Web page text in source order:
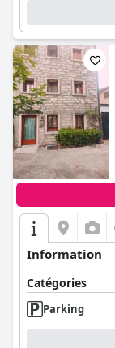
Information
Catégories
Parking